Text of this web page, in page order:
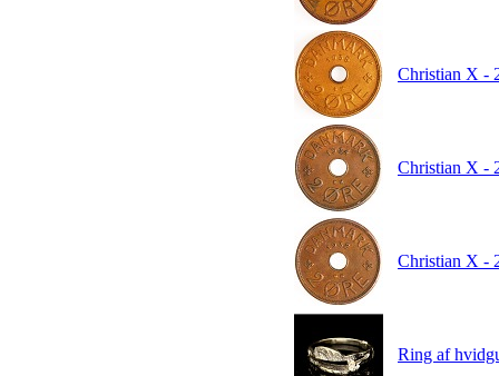
Christian X -
Christian X -
Christian X -
Ring af